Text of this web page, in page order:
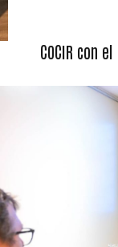
COCIR con